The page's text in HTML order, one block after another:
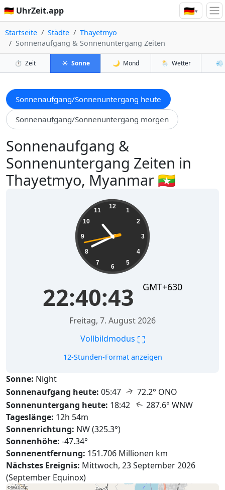
🇩🇪 UhrZeit.app 🇩🇪▾
Startseite Städte
Thayetmyo
Sonnenaufgang & Sonnenuntergang Zeiten
⏱️ Zeit ☀️ Sonne 🌙 Mond 🌦️ Wetter 💨
Sonnenaufgang/Sonnenuntergang heute
Sonnenaufgang/Sonnenuntergang morgen
Sonnenaufgang &
Sonnenuntergang Zeiten in
Thayetmyo, Myanmar 🇲🇲
12
1
2
3
4
5
6
7
8
9
10
11
22:40:45 GMT+630
Freitag, 7. August 2026
Vollbildmodus ⛶
12-Stunden-Format anzeigen
Sonne: Night
Sonnenaufgang heute: 05:47 ↑ 72.2° ONO
Sonnenuntergang heute: 18:42 ↑ 287.6° WNW
Tageslänge: 12h 54m
Sonnenrichtung: NW (325.3°)
Sonnenhöhe: -47.34°
Sonnenentfernung: 151.706 Millionen km
Nächstes Ereignis: Mittwoch, 23 September 2026
(September Equinox)